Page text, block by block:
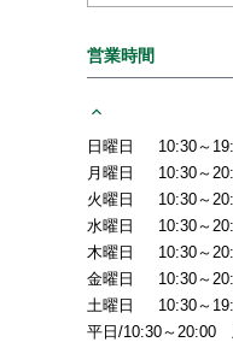
営業時間
日曜日
10:30～
月曜日
10:30～
火曜日
10:30～
水曜日
10:30～
木曜日
10:30～
金曜日
10:30～
土曜日
10:30～
平日/10:30～20:00